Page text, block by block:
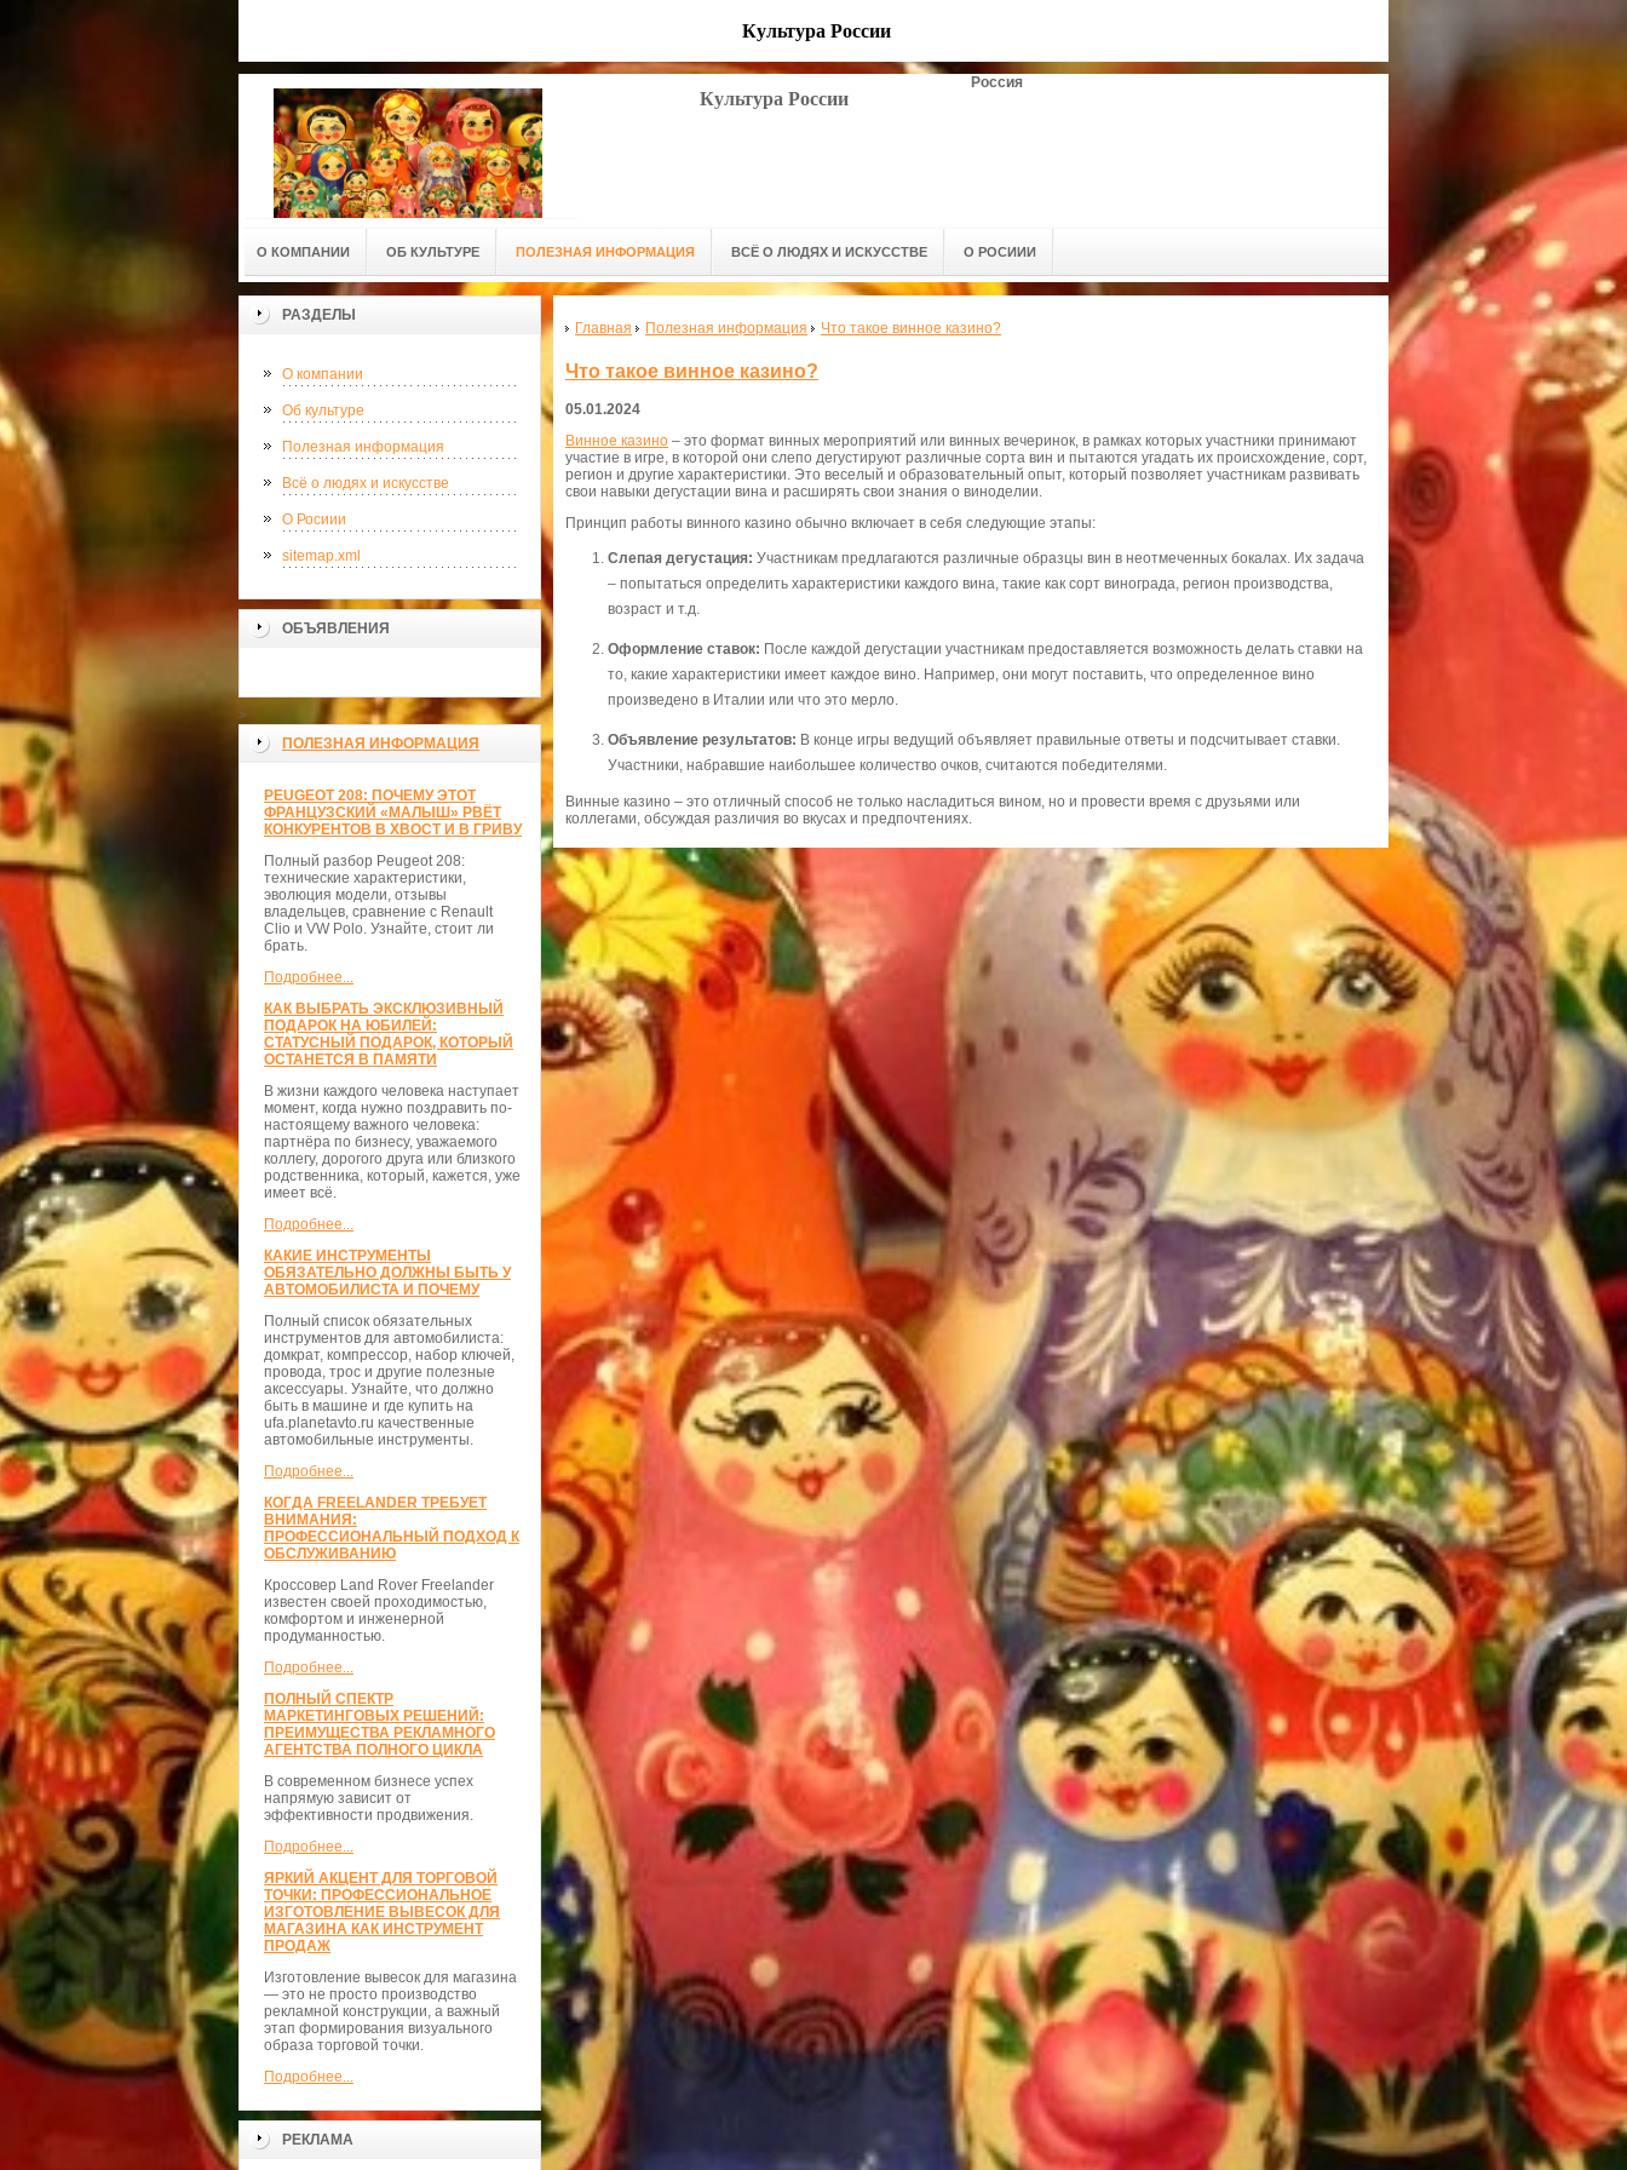
Культура России
Культура России
Россия
О КОМПАНИИ ОБ КУЛЬТУРЕ ПОЛЕЗНАЯ ИНФОРМАЦИЯ ВСЁ О ЛЮДЯХ И ИСКУССТВЕ О РОСИИИ
РАЗДЕЛЫ
О компании
Об культуре
Полезная информация
Всё о людях и искусстве
О Росиии
sitemap.xml
ОБЪЯВЛЕНИЯ
>
ПОЛЕЗНАЯ ИНФОРМАЦИЯ
PEUGEOT 208: ПОЧЕМУ ЭТОТ
ФРАНЦУЗСКИЙ «МАЛЫШ» РВЁТ
КОНКУРЕНТОВ В ХВОСТ И В ГРИВУ
Полный разбор Peugeot 208:
технические характеристики,
эволюция модели, отзывы
владельцев, сравнение с Renault
Clio и VW Polo. Узнайте, стоит ли
брать.
Подробнее...
КАК ВЫБРАТЬ ЭКСКЛЮЗИВНЫЙ
ПОДАРОК НА ЮБИЛЕЙ:
СТАТУСНЫЙ ПОДАРОК, КОТОРЫЙ
ОСТАНЕТСЯ В ПАМЯТИ
В жизни каждого человека наступает
момент, когда нужно поздравить по-
настоящему важного человека:
партнёра по бизнесу, уважаемого
коллегу, дорогого друга или близкого
родственника, который, кажется, уже
имеет всё.
Подробнее...
КАКИЕ ИНСТРУМЕНТЫ
ОБЯЗАТЕЛЬНО ДОЛЖНЫ БЫТЬ У
АВТОМОБИЛИСТА И ПОЧЕМУ
Полный список обязательных
инструментов для автомобилиста:
домкрат, компрессор, набор ключей,
провода, трос и другие полезные
аксессуары. Узнайте, что должно
быть в машине и где купить на
ufa.planetavto.ru качественные
автомобильные инструменты.
Подробнее...
КОГДА FREELANDER ТРЕБУЕТ
ВНИМАНИЯ:
ПРОФЕССИОНАЛЬНЫЙ ПОДХОД К
ОБСЛУЖИВАНИЮ
Кроссовер Land Rover Freelander
известен своей проходимостью,
комфортом и инженерной
продуманностью.
Подробнее...
ПОЛНЫЙ СПЕКТР
МАРКЕТИНГОВЫХ РЕШЕНИЙ:
ПРЕИМУЩЕСТВА РЕКЛАМНОГО
АГЕНТСТВА ПОЛНОГО ЦИКЛА
В современном бизнесе успех
напрямую зависит от
эффективности продвижения.
Подробнее...
ЯРКИЙ АКЦЕНТ ДЛЯ ТОРГОВОЙ
ТОЧКИ: ПРОФЕССИОНАЛЬНОЕ
ИЗГОТОВЛЕНИЕ ВЫВЕСОК ДЛЯ
МАГАЗИНА КАК ИНСТРУМЕНТ
ПРОДАЖ
Изготовление вывесок для магазина
— это не просто производство
рекламной конструкции, а важный
этап формирования визуального
образа торговой точки.
Подробнее...
РЕКЛАМА
Главная Полезная информация Что такое винное казино?
Что такое винное казино?
05.01.2024
Винное казино – это формат винных мероприятий или винных вечеринок, в рамках которых участники принимают
участие в игре, в которой они слепо дегустируют различные сорта вин и пытаются угадать их происхождение, сорт,
регион и другие характеристики. Это веселый и образовательный опыт, который позволяет участникам развивать
свои навыки дегустации вина и расширять свои знания о виноделии.
Принцип работы винного казино обычно включает в себя следующие этапы:
Слепая дегустация: Участникам предлагаются различные образцы вин в неотмеченных бокалах. Их задача
– попытаться определить характеристики каждого вина, такие как сорт винограда, регион производства,
возраст и т.д.
Оформление ставок: После каждой дегустации участникам предоставляется возможность делать ставки на
то, какие характеристики имеет каждое вино. Например, они могут поставить, что определенное вино
произведено в Италии или что это мерло.
Объявление результатов: В конце игры ведущий объявляет правильные ответы и подсчитывает ставки.
Участники, набравшие наибольшее количество очков, считаются победителями.
Винные казино – это отличный способ не только насладиться вином, но и провести время с друзьями или
коллегами, обсуждая различия во вкусах и предпочтениях.